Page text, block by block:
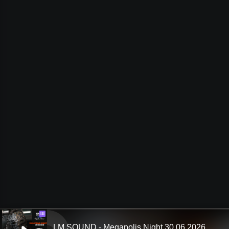
Ш
LM SOUND - Megapolis Night 30.06.2026